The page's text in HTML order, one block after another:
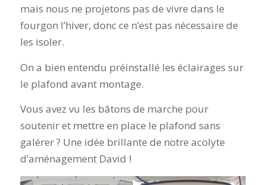
mais nous ne projetons pas de vivre dans le
fourgon l’hiver, donc ce n’est pas nécessaire de
les isoler.
On a bien entendu préinstallé les éclairages sur
le plafond avant montage.
Vous avez vu les bâtons de marche pour
soutenir et mettre en place le plafond sans
galérer ? Une idée brillante de notre acolyte
d’aménagement David !